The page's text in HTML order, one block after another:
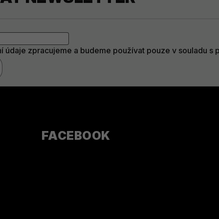
údaje zpracujeme a budeme používat pouze v souladu s
FACEBOOK